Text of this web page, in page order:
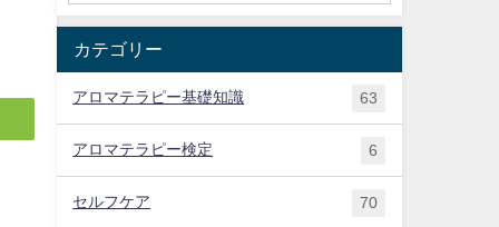
カテゴリー
アロマテラピー基礎知識 63
アロマテラピー検定 6
セルフケア 70